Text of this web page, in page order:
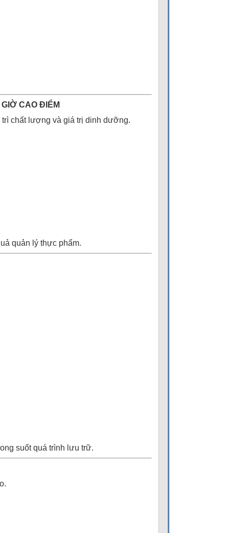
CAO ĐIỂM
chất lượng và giá trị dinh dưỡng.
quản lý thực phẩm.
suốt quá trình lưu trữ.